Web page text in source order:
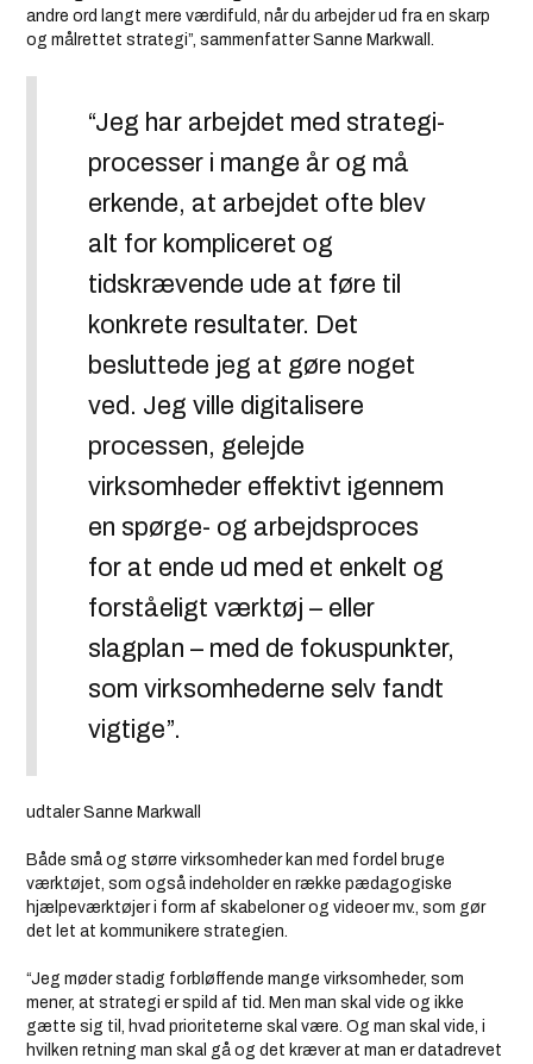
andre ord langt mere værdifuld, når du arbejder ud fra en skarp
og målrettet strategi”, sammenfatter Sanne Markwall.
“Jeg har arbejdet med strategi-
processer i mange år og må
erkende, at arbejdet ofte blev
alt for kompliceret og
tidskrævende ude at føre til
konkrete resultater. Det
besluttede jeg at gøre noget
ved. Jeg ville digitalisere
processen, gelejde
virksomheder effektivt igennem
en spørge- og arbejdsproces
for at ende ud med et enkelt og
forståeligt værktøj – eller
slagplan – med de fokuspunkter,
som virksomhederne selv fandt
vigtige”.
udtaler Sanne Markwall
Både små og større virksomheder kan med fordel bruge
værktøjet, som også indeholder en række pædagogiske
hjælpeværktøjer i form af skabeloner og videoer mv., som gør
det let at kommunikere strategien.
“Jeg møder stadig forbløffende mange virksomheder, som
mener, at strategi er spild af tid. Men man skal vide og ikke
gætte sig til, hvad prioriteterne skal være. Og man skal vide, i
hvilken retning man skal gå og det kræver at man er datadrevet